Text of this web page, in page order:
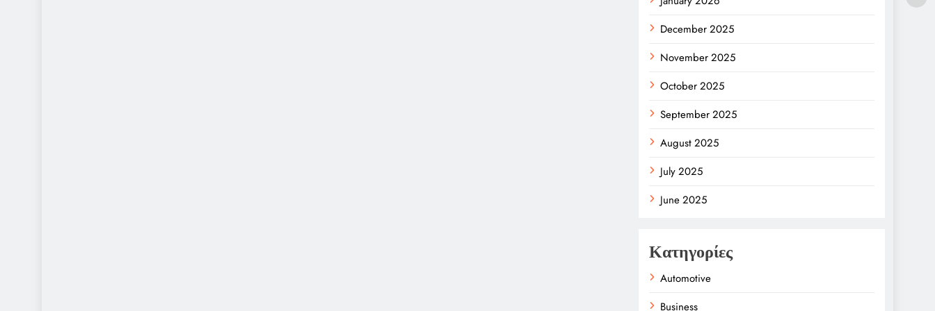
December 2025
November 2025
October 2025
September 2025
August 2025
July 2025
June 2025
Κατηγορίες
Automotive
Business